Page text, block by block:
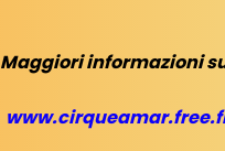
Maggiori informazioni